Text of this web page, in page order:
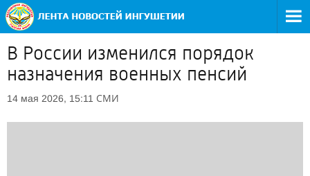
В России изменился порядок
назначения военных пенсий
14 мая 2026, 15:11 СМИ